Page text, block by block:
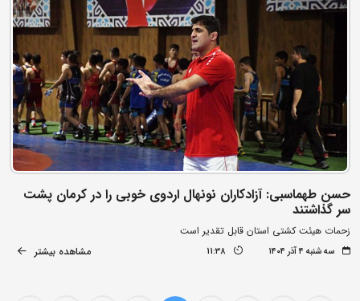
حسن طهماسبی: آزادکاران نونهال اردوی خوبی را در کرمان پشت
سر گذاشتند
زحمات هیئت کشتی استان قابل تقدیر است
سه شنبه ۴ آذر ۱۴۰۴ 11:38 مشاهده بیشتر